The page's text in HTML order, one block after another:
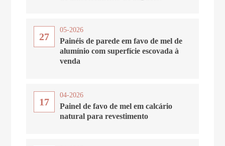
27
05-2026
Painéis de parede em favo de mel de
alumínio com superfície escovada à
venda
17
04-2026
Painel de favo de mel em calcário
natural para revestimento